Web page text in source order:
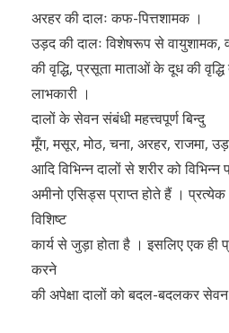
अरहर की दालः कफ-पित्तशामक ।
उड़द की दालः विशेषरूप से वायुशामक,
की वृद्धि, प्रसूता माताओं के दूध की
लाभकारी ।
दालों के सेवन संबंधी महत्त्वपूर्ण बिन्दु
मूँग, मसूर, मोठ, चना, अरहर, राजमा,
आदि विभिन्न दालों से शरीर को
अमीनो एसिड्स प्राप्त होते हैं ।
विशिष्ट
कार्य से जुड़ा होता है । इसलिए एक ही
करने
की अपेक्षा दालों को बदल-बदलकर सेवन